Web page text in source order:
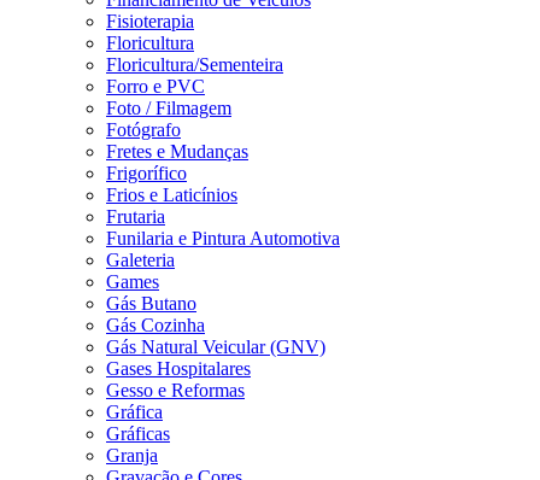
Fisioterapia
Floricultura
Floricultura/Sementeira
Forro e PVC
Foto / Filmagem
Fotógrafo
Fretes e Mudanças
Frigorífico
Frios e Laticínios
Frutaria
Funilaria e Pintura Automotiva
Galeteria
Games
Gás Butano
Gás Cozinha
Gás Natural Veicular (GNV)
Gases Hospitalares
Gesso e Reformas
Gráfica
Gráficas
Granja